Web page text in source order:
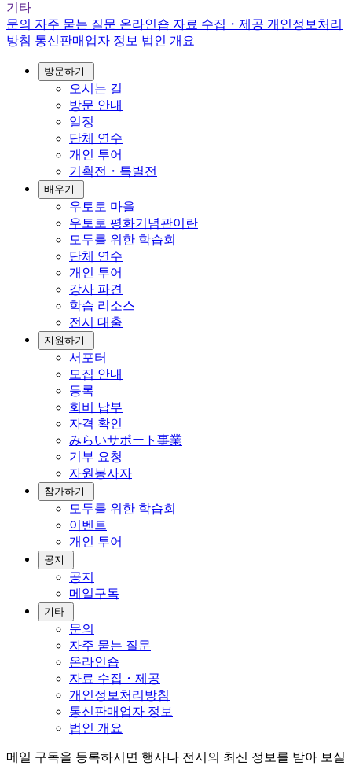
기타
문의 자주 묻는 질문 온라인숍 자료 수집・제공 개인정보처리
방침 통신판매업자 정보 법인 개요
방문하기
오시는 길
방문 안내
일정
단체 연수
개인 투어
기획전・특별전
배우기
우토로 마을
우토로 평화기념관이란
모두를 위한 학습회
단체 연수
개인 투어
강사 파견
학습 리소스
전시 대출
지원하기
서포터
모집 안내
등록
회비 납부
자격 확인
みらいサポート事業
기부 요청
자원봉사자
참가하기
모두를 위한 학습회
이벤트
개인 투어
공지
공지
메일구독
기타
문의
자주 묻는 질문
온라인숍
자료 수집・제공
개인정보처리방침
통신판매업자 정보
법인 개요
메일 구독을 등록하시면 행사나 전시의 최신 정보를 받아 보실